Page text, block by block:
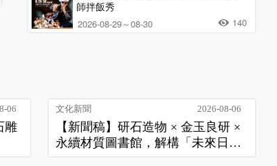
師拌飯秀
2026-08-29～08-30 140
06
雕
文化新聞 2026-08-06
【新聞稿】研石造物 × 金玉良研 ×
永續材質圖書館，解構「未來日
常」新樣貌